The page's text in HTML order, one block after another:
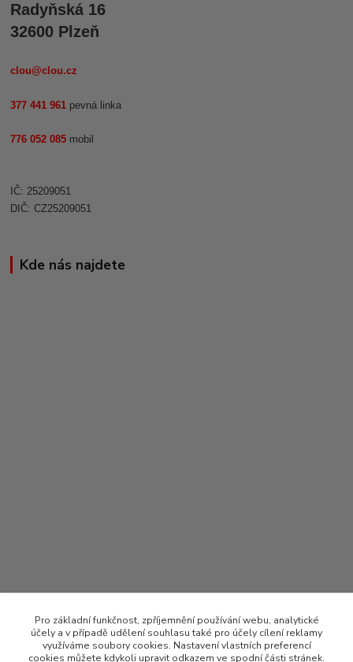
Radyňská 16
32600 Plzeň
clou@clou.cz
377 441 961 pevná linka
776 052 085 mobil
IČ: 25209051
DIČ: CZ25209051
Kde nás najdete
Pro základní funkčnost, zpříjemnění používání webu, analytické
účely a v případě udělení souhlasu také pro účely cílení reklamy
využíváme soubory cookies. Nastavení vlastních preferencí
cookies můžete kdykoli upravit odkazem ve spodní části stránek.